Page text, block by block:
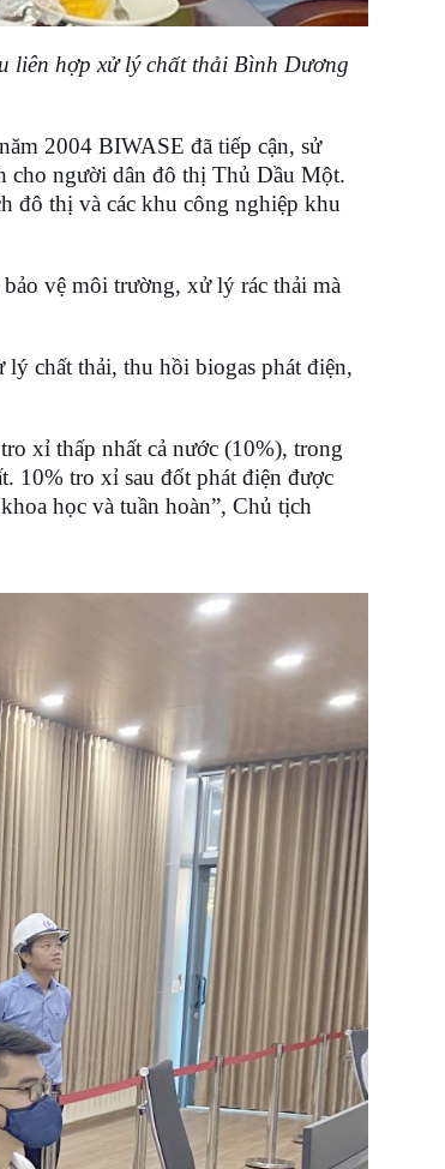
liên hợp xử lý chất thải Bình Dương
2004 BIWASE đã tiếp cận, sử
cho người dân đô thị Thủ Dầu Một.
đô thị và các khu công nghiệp khu
vệ môi trường, xử lý rác thải mà
chất thải, thu hồi biogas phát điện,
xỉ thấp nhất cả nước (10%), trong
10% tro xỉ sau đốt phát điện được
học và tuần hoàn”, Chủ tịch